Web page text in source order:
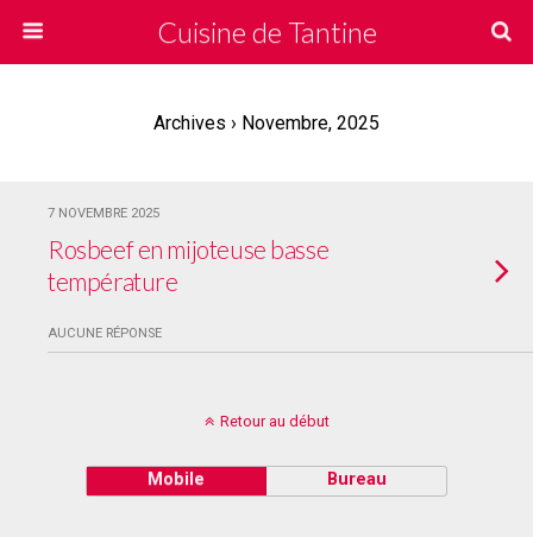
Cuisine de Tantine
Archives › Novembre, 2025
7 NOVEMBRE 2025
Rosbeef en mijoteuse basse
température
AUCUNE RÉPONSE
Retour au début
Mobile Bureau